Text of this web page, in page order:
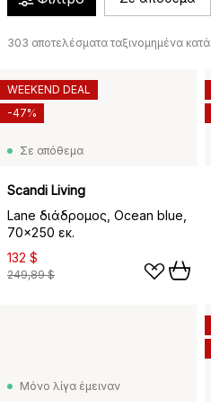
303 αποτελέσματα ταξινομημένα κατά
Σε απόθεμα
Scandi Living
Lane διάδρομος, Ocean blue,
70x250 εκ.
132 $
249,89 $
WEEKEND DEAL
-47%
Μόνο λίγα έμειναν